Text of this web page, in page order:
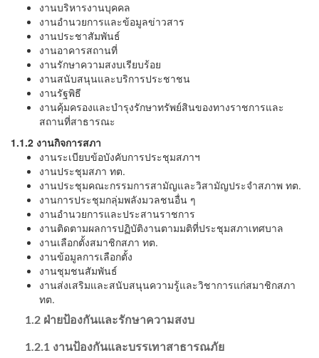
งานบริหารงานบุคคล
งานอำนวยการและข้อมูลข่าวสาร
งานประชาสัมพันธ์
งานอาคารสถานที่
งานรักษาความสงบเรียบร้อย
งานสนับสนุนและบริการประชาชน
งานรัฐพิธี
งานคุ้มครองและบำรุงรักษาทรัพย์สินของทางราชการและ
สถานที่สาธารณะ
1.1.2 งานกิจการสภา
งานระเบียบข้อบังคับการประชุมสภาฯ
งานประชุมสภา ทต.
งานประชุมคณะกรรมการสามัญและวิสามัญประจำสภาพ ทต.
งานการประชุมกลุ่มพลังมวลชนอื่น ๆ
งานอำนวยการและประสานราชการ
งานติดตามผลการปฏิบัติงานตามมติที่ประชุมสภาเทศบาล
งานเลือกตั้งสมาชิกสภา ทต.
งานข้อมูลการเลือกตั้ง
งานชุมชนสัมพันธ์
งานส่งเสริมและสนับสนุนความรู้และวิชาการแก่สมาชิกสภา
ทต.
1.2 ฝ่ายป้องกันและรักษาความสงบ
1.2.1 งานป้องกันและบรรเทาสาธารณภัย